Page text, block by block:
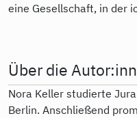
eine Gesellschaft, in der
Über die
Nora Keller studierte
Berlin. Anschließend